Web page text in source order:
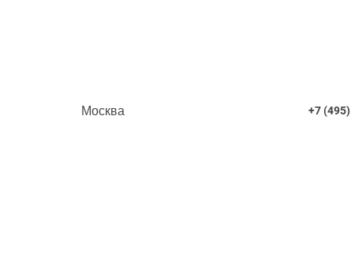
Москва +7 (495)